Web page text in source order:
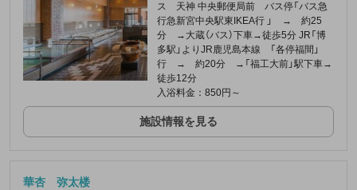
ス 天神 中央郵便局前 バス停「バス急
行急新宮中央駅東IKEA行 」 → 約25
分 →大蔵（バス）下車→徒歩5分 JR「博
多駅」よりJR鹿児島本線 「各停福間」
行 → 約20分 →「福工大前」駅下車→
徒歩12分
入浴料金：850円～
施設情報を見る
華杏 弥太楼